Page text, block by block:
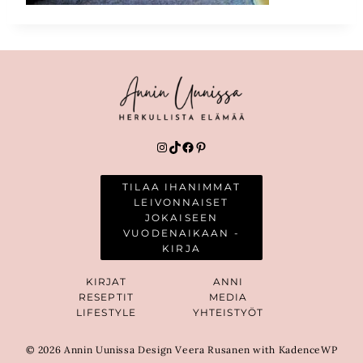
Instagram
TikTok
Facebook
Pinterest
TILAA IHANIMMAT
LEIVONNAISET
JOKAISEEN
VUODENAIKAAN -
KIRJA
KIRJAT
RESEPTIT
LIFESTYLE
ANNI
MEDIA
YHTEISTYÖT
© 2026 Annin Uunissa Design Veera Rusanen with KadenceWP